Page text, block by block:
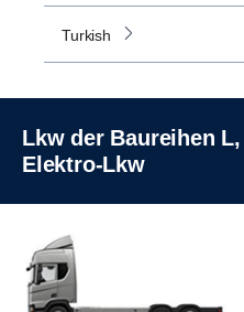
Turkish
Lkw der Baureihen L, P, G, R, S (2016-) -
Elektro-Lkw